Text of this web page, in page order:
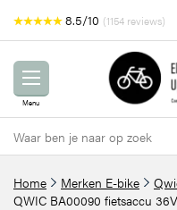
8.5/10 (1154 reviews)
Menu
Home Merken E-bike
QWIC BA00090 fietsaccu